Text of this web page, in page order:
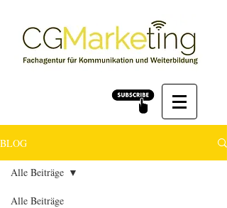
BLOG
Alle Beiträge
Alle Beiträge